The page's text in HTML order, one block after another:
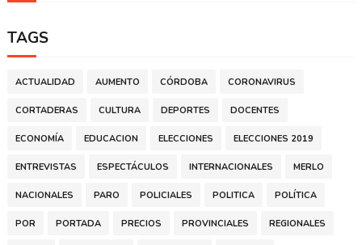
TAGS
ACTUALIDAD AUMENTO CÓRDOBA CORONAVIRUS
CORTADERAS CULTURA DEPORTES DOCENTES
ECONOMÍA EDUCACION ELECCIONES ELECCIONES 2019
ENTREVISTAS ESPECTÁCULOS INTERNACIONALES MERLO
NACIONALES PARO POLICIALES POLITICA POLÍTICA
POR PORTADA PRECIOS PROVINCIALES REGIONALES